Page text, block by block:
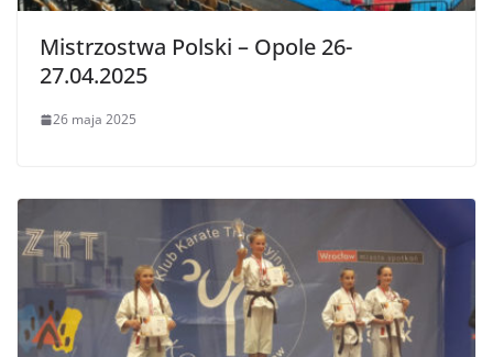
Mistrzostwa Polski – Opole 26-
27.04.2025
26 maja 2025